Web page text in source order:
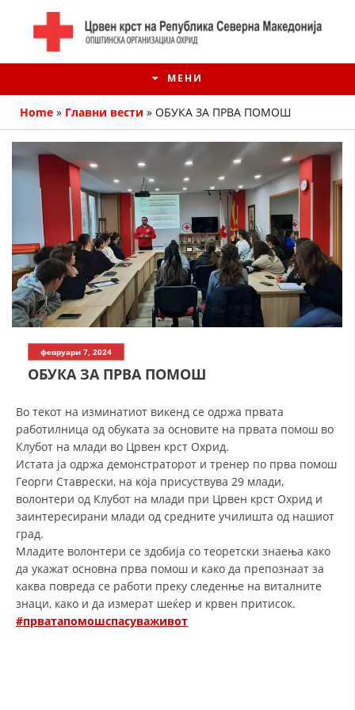
МЕНИ
ИСТОРИЈАТ НА ЦКРМ
ИСТОРИЈАТ НА ДВИЖЕЊЕТО
СТРУКТУРА НА ОРГАНИЗАЦИЈАТА
ЧЛЕНСТВО ВО ПРОФЕСИОНАЛНИ ТЕЛА
ЗАКОН ЗА ЦКРМ
СТАТУТ НА ЦКРМ
ОРГАНИЗАЦИЈА И РАЗВОЈ
Home » Главни вести » ОБУКА ЗА ПРВА ПОМОШ
февруари 7, 2024
ОБУКА ЗА ПРВА ПОМОШ
Во текот на изминатиот викенд се одржа првата
работилница од обуката за основите на првата помош во
Клубот на млади во Црвен крст Охрид.
Истата ја одржа демонстраторот и тренер по прва помош
Георги Ставрески, на која присуствува 29 млади,
волонтери од Клубот на млади при Црвен крст Охрид и
заинтересирани млади од средните училишта од нашиот
град.
Младите волонтери се здобија со теоретски знаења како
да укажат основна прва помош и како да препознаат за
каква повреда се работи преку следенње на виталните
знаци, како и да измерат шеќер и крвен притисок.
#прватапомошспасуваживот